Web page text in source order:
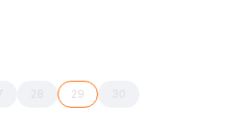
28 29 30